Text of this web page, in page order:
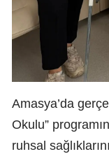
Amasya’da
Okulu”
ruhsal